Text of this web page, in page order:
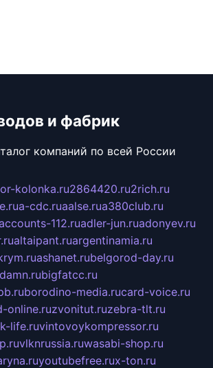
и фабрик
компаний по всей России
kolonka.ru2864420.ru2rich.ru
a-cdc.ruaalse.rua380club.ru
112.ruadler-jun.ruadonyev.ru
altaipant.ruargentinamia.ru
ashanet.rubelgorod-day.ru
bigfatcc.ru
borodino-media.rucard-voice.ru
online.ruzvonitut.ruzebra-tlt.ru
life.ruvintovoykompressor.ru
vlknrussia.ruwasabi-shop.ru
youtubefree.rux-ton.ru